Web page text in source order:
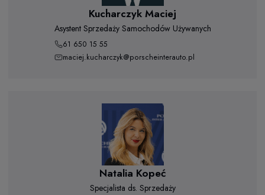
Kucharczyk Maciej
Asystent Sprzedaży Samochodów Używanych
61 650 15 55
maciej.kucharczyk@porscheinterauto.pl
Natalia Kopeć
Specjalista ds. Sprzedaży